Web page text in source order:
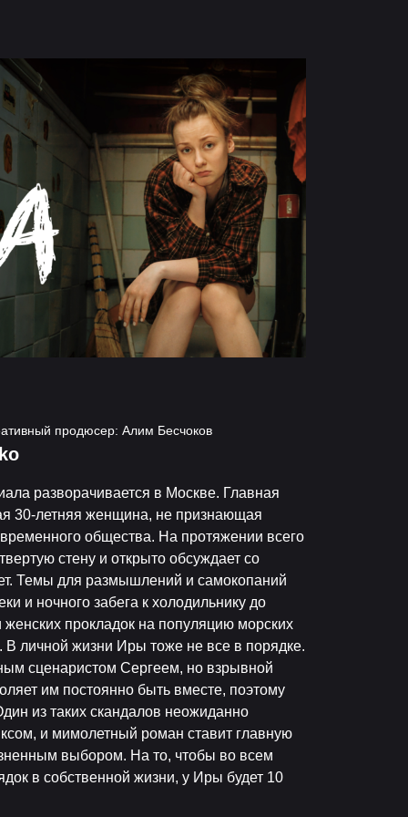
продюсер: Алим Бесчоков
разворачивается в Москве. Главная
30-летняя женщина, не признающая
общества. На протяжении всего
стену и открыто обсуждает со
Темы для размышлений и самокопаний
и ночного забега к холодильнику до
прокладок на популяцию морских
В личной жизни Иры тоже не все в порядке.
сценаристом Сергеем, но взрывной
им постоянно быть вместе, поэтому
из таких скандалов неожиданно
и мимолетный роман ставит главную
выбором. На то, чтобы во всем
в собственной жизни, у Иры будет 10